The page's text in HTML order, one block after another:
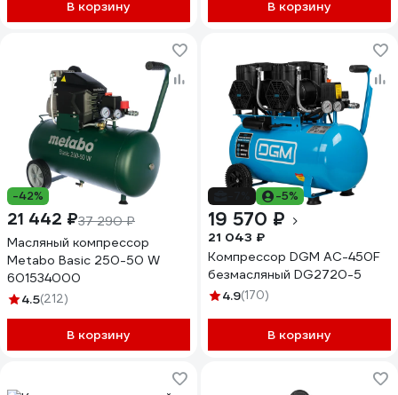
В корзину В корзину
-42%
21 442 ₽37 290 ₽
Масляный компрессор
Metabo Basic 250-50 W
601534000
4.5(212)
В корзину
-5%
19 570 ₽
21 043 ₽
Компрессор DGM AC-450F
безмасляный DG2720-5
4.9(170)
В корзину